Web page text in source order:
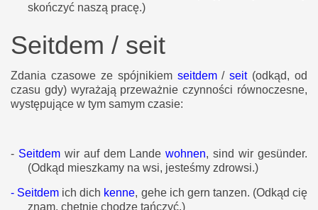
skończyć naszą pracę.)
Seitdem / seit
Zdania czasowe ze spójnikiem seitdem/seit (odkąd, od
czasu gdy) wyrażają przeważnie czynności równoczesne,
występujące w tym samym czasie:
- Seitdem wir auf dem Landewohnen, sind wir gesünder.
(Odkąd mieszkamy na wsi, jesteśmy zdrowsi.)
- Seitdem ich dich kenne, gehe ich gern tanzen. (Odkąd cię
znam, chętnie chodzę tańczyć.)